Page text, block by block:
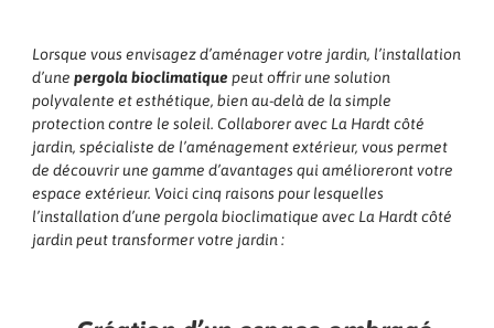
Lorsque vous envisagez d’aménager votre jardin, l’installation
d’une pergola bioclimatique peut offrir une solution
polyvalente et esthétique, bien au-delà de la simple
protection contre le soleil. Collaborer avec La Hardt côté
jardin, spécialiste de l’aménagement extérieur, vous permet
de découvrir une gamme d’avantages qui amélioreront votre
espace extérieur. Voici cinq raisons pour lesquelles
l’installation d’une pergola bioclimatique avec La Hardt côté
jardin peut transformer votre jardin :